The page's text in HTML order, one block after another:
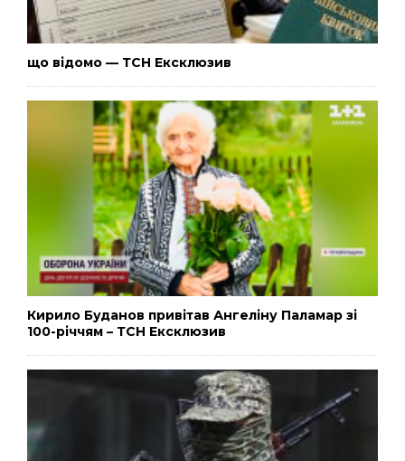
що відомо — ТСН Ексклюзив
Кирило Буданов привітав Ангеліну Паламар зі
100-річчям – ТСН Ексклюзив